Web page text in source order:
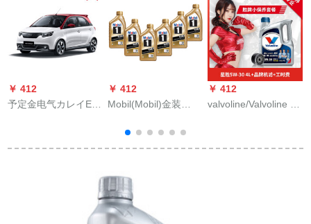
￥ 412
予定金电气カレイEV
ホワイト
￥ 412
Mobil(Mobil)金装
W-40 SNレベル1 L*6
￥ 412
valvoline/Valvoline O
全合成5 W-34 Lを含